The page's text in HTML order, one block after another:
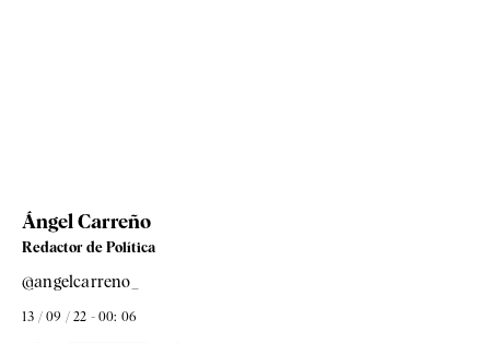
Ángel Carreño
Redactor de Política
@angelcarreno_
13 / 09 / 22 - 00: 06